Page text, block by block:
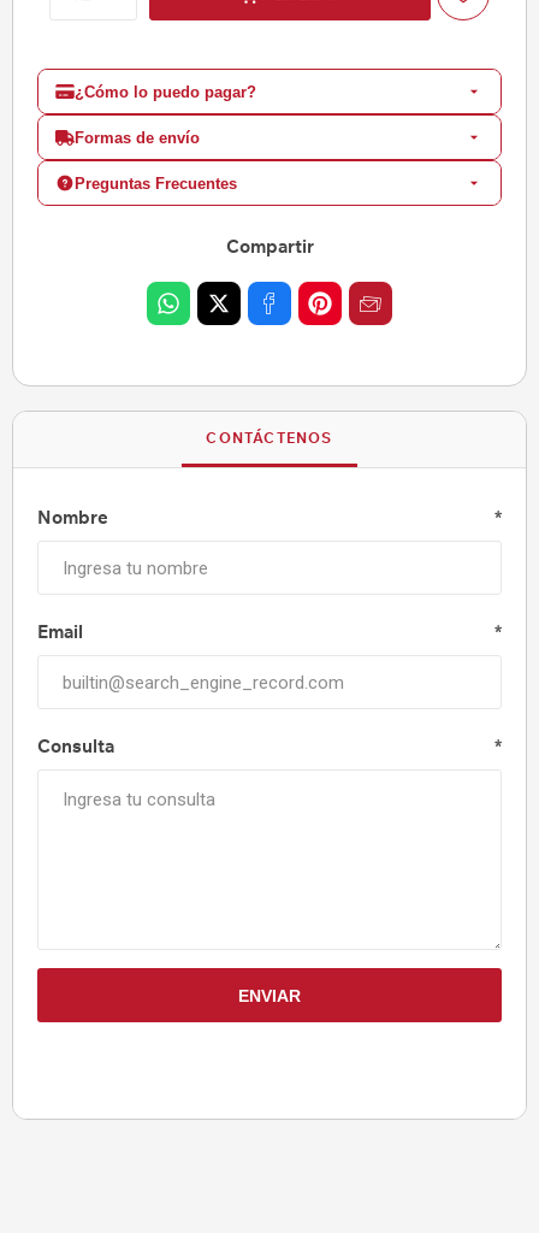
¿Cómo lo puedo pagar?
Formas de envío
Preguntas Frecuentes
Compartir
CONTÁCTENOS
Nombre *
Email *
Consulta *